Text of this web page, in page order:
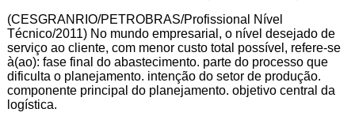
(CESGRANRIO/PETROBRAS/Profissional Nível
Técnico/2011) No mundo empresarial, o nível desejado de
serviço ao cliente, com menor custo total possível, refere-se
à(ao): fase final do abastecimento. parte do processo que
dificulta o planejamento. intenção do setor de produção.
componente principal do planejamento. objetivo central da
logística.